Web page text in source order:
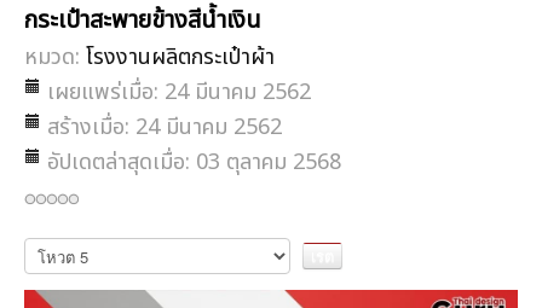
กระเป๋าสะพายข้างสีน้ำเงิน
หมวด: โรงงานผลิตกระเป๋าผ้า
เผยแพร่เมื่อ: 24 มีนาคม 2562
สร้างเมื่อ: 24 มีนาคม 2562
อัปเดตล่าสุดเมื่อ: 03 ตุลาคม 2568
กรุณา
ให้
คะแนน